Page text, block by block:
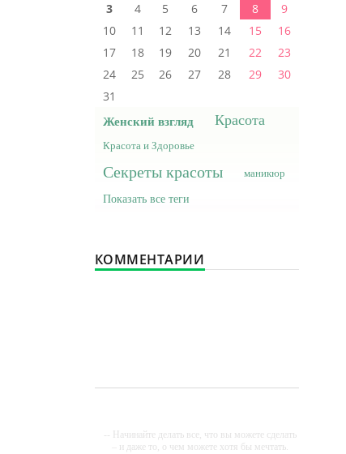
3
4 5 6 7 8
9
10
11 12 13 14 15
16
17
18 19 20 21 22
23
24
25 26 27 28 29
30
31
Женский взгляд Красота
Красота и Здоровье
Секреты красоты маникюр
Показать все теги
КОММЕНТАРИИ
-- Начинайте делать все, что вы можете сделать
– и даже то, о чем можете хотя бы мечтать.